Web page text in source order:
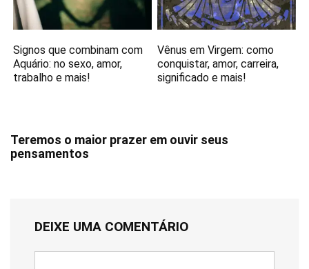
Signos que combinam com
Aquário: no sexo, amor,
trabalho e mais!
Vênus em Virgem: como
conquistar, amor, carreira,
significado e mais!
Teremos o maior prazer em ouvir seus
pensamentos
DEIXE UMA COMENTÁRIO